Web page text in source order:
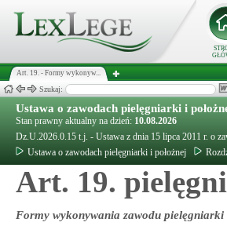
Art. 19. - Formy wykonyw...
Szukaj:
Ustawa o zawodach pielęgniarki i
Stan prawny aktualny na dzień: 10.08.2026
Dz.U.2026.0.15 t.j. - Ustawa z dnia 15 lipca 2011 r. o
Ustawa o zawodach pielęgniarki i położnej
Art. 19.
Formy wykonywania zawodu pielęgniarki